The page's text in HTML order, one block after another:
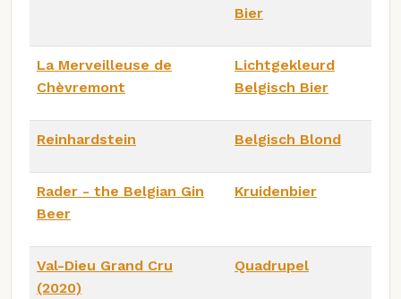
Bier
La Merveilleuse de
Chèvremont
Lichtgekleurd
Belgisch Bier
Reinhardstein Belgisch Blond
Rader - the Belgian Gin
Beer
Kruidenbier
Val-Dieu Grand Cru
(2020)
Quadrupel